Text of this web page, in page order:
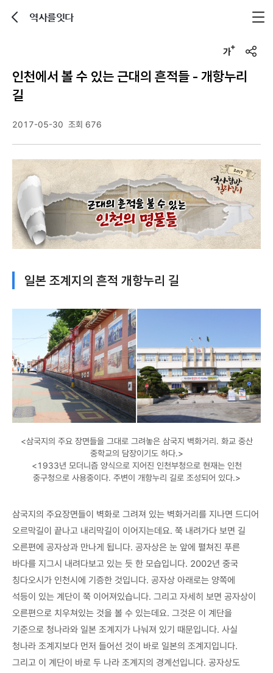
역사를잇다
u
인천에서 볼 수 있는 근대의 흔적들 - 개항누리
길
2017-05-30 조회 676
일본 조계지의 흔적 개항누리 길
<삼국지의 주요 장면들을 그대로 그려놓은 삼국지 벽화거리. 화교 중산
중학교의 담장이기도 하다.>
<1933년 모더니즘 양식으로 지어진 인천부청으로 현재는 인천
중구청으로 사용중이다. 주변이 개항누리 길로 조성되어 있다.>
삼국지의 주요장면들이 벽화로 그려져 있는 벽화거리를 지나면 드디어
오르막길이 끝나고 내리막길이 이어지는데요. 쭉 내려가다 보면 길
오른편에 공자상과 만나게 됩니다. 공자상은 눈 앞에 펼쳐진 푸른
바다를 지그시 내려다보고 있는 듯 한 모습입니다. 2002년 중국
칭다오시가 인천시에 기증한 것입니다. 공자상 아래로는 양쪽에
석등이 있는 계단이 쭉 이어져있습니다. 그리고 자세히 보면 공자상이
오른편으로 치우쳐있는 것을 볼 수 있는데요. 그것은 이 계단을
기준으로 청나라와 일본 조계지가 나눠져 있기 때문입니다. 사실
청나라 조계지보다 먼저 들어선 것이 바로 일본의 조계지입니다.
그리고 이 계단이 바로 두 나라 조계지의 경계선입니다. 공자상도